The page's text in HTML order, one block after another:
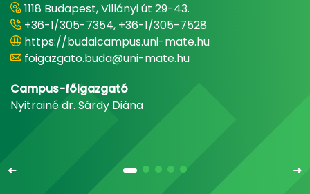
1118 Budapest, Villányi út 29-43.
+36-1/305-7354, +36-1/305-7528
https://budaicampus.uni-mate.hu
foigazgato.buda@uni-mate.hu
Campus-főigazgató
Nyitrainé dr. Sárdy Diána